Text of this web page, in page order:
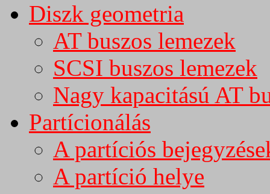
Diszk geometria
AT buszos lemezek
SCSI buszos lemezek
Nagy kapacitású AT
Partícionálás
A partíciós
A partíció helye